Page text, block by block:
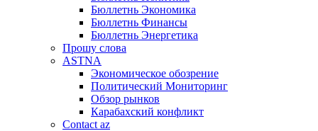
Бюллетнь Экономика
Бюллетнь Финансы
Бюллетнь Энергетика
Прошу слова
ASTNA
Экономическое обозрение
Политический Мониторинг
Обзор рынков
Карабахский конфликт
Contact az